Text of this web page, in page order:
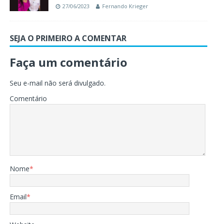
27/06/2023 Fernando Krieger
SEJA O PRIMEIRO A COMENTAR
Faça um comentário
Seu e-mail não será divulgado.
Comentário
Nome*
Email*